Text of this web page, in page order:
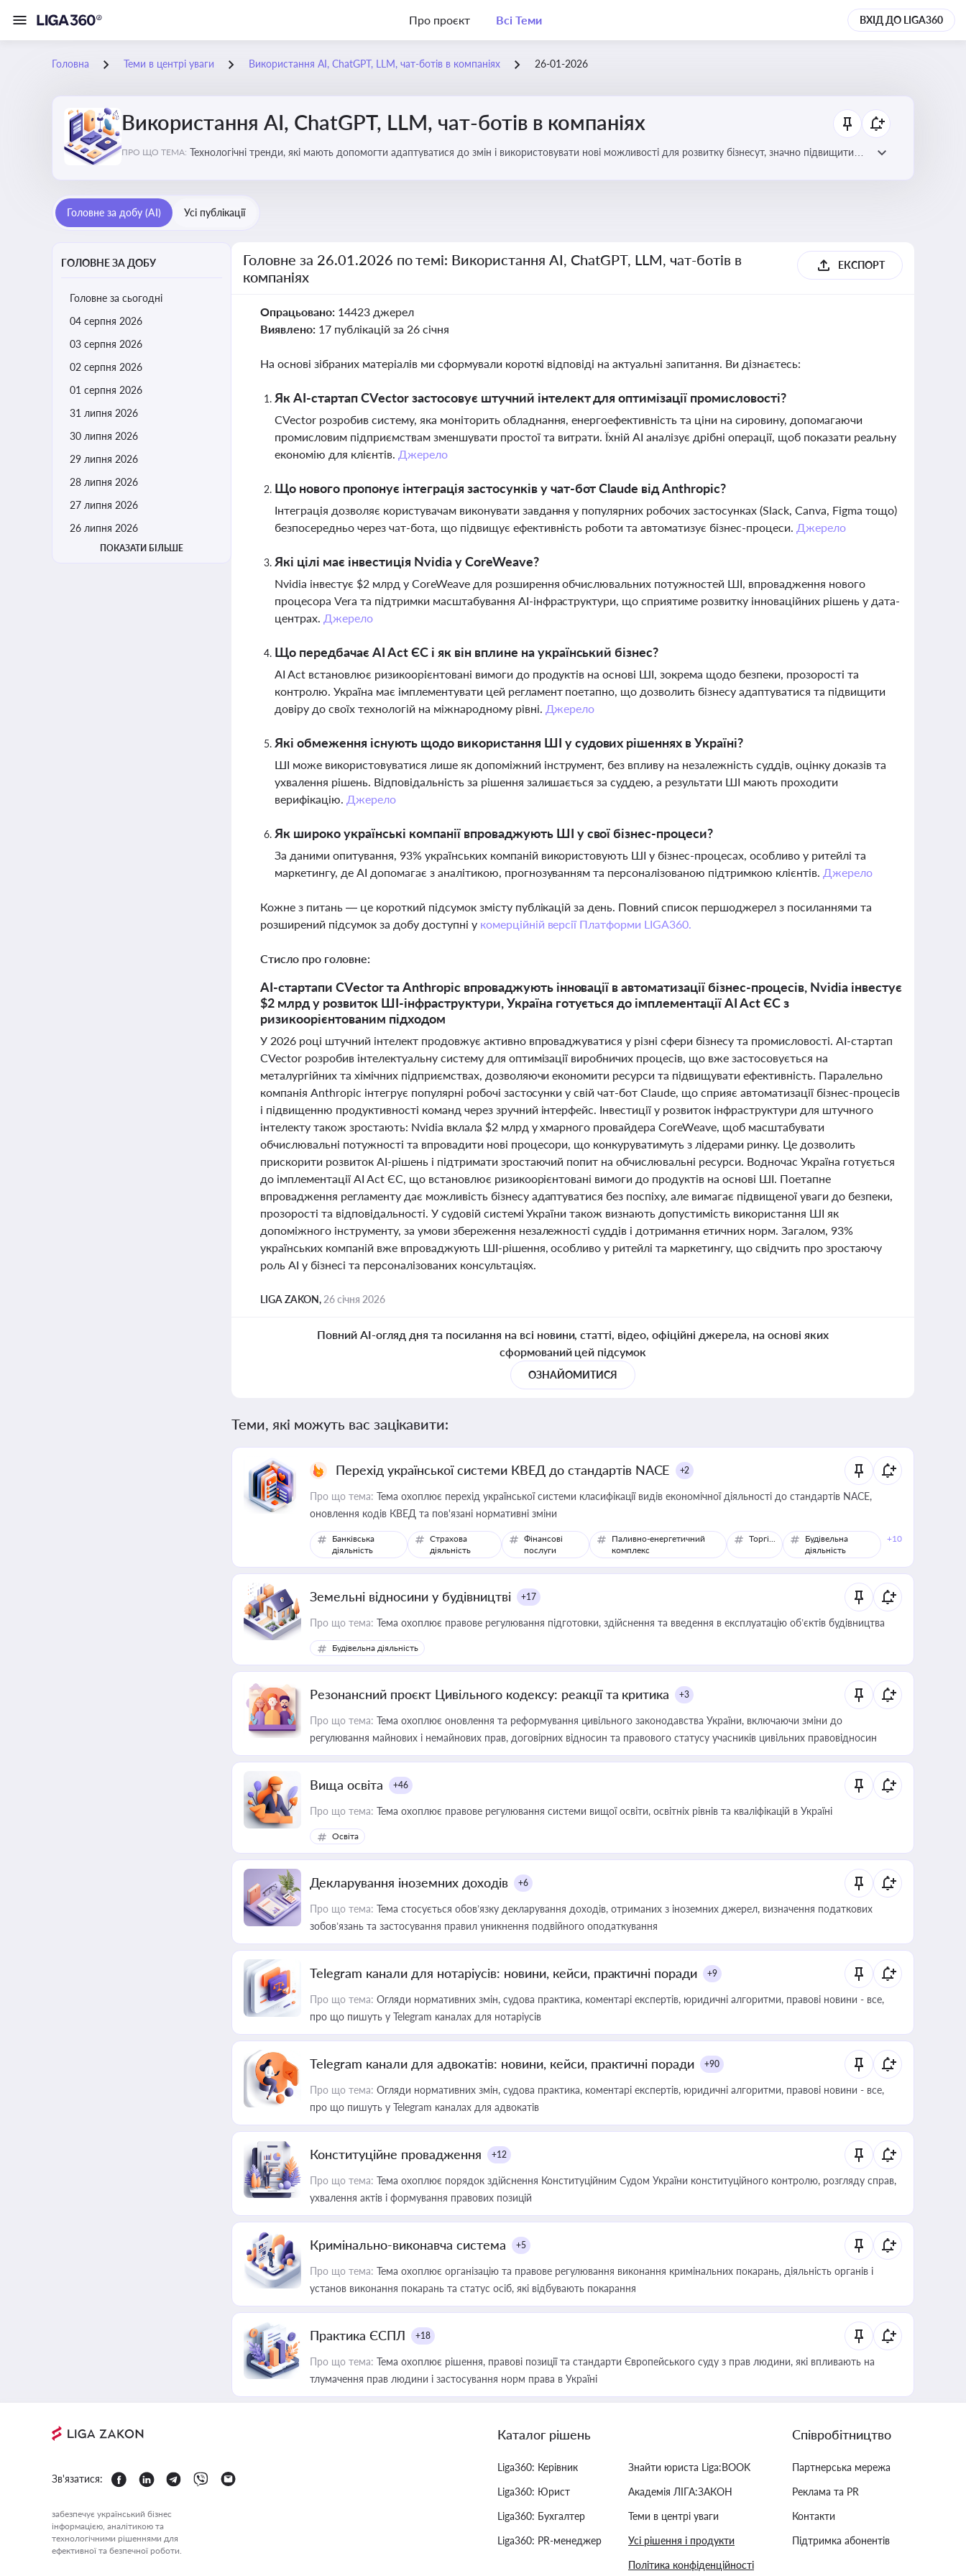
Про проєкт Всі Теми ВХІД ДО LIGA360
Головна Теми в центрі уваги Використання AI, ChatGPT, LLM, чат-ботів в компаніях 26-01-2026
Використання AI, ChatGPT, LLM, чат-ботів в компаніях
ПРО ЩО ТЕМА: Технологічні тренди, які мають допомогти адаптуватися до змін і використовувати нові можливості для розвитку бізнесут, значно підвищити
Головне за добу (AI) Усі публікації
ГОЛОВНЕ ЗА ДОБУ
Головне за сьогодні
04 серпня 2026
03 серпня 2026
02 серпня 2026
01 серпня 2026
31 липня 2026
30 липня 2026
29 липня 2026
28 липня 2026
27 липня 2026
26 липня 2026
ПОКАЗАТИ БІЛЬШЕ
Головне за 26.01.2026 по темі: Використання AI, ChatGPT, LLM, чат-ботів в
компаніях
ЕКСПОРТ
Опрацьовано: 14423 джерел
Виявлено: 17 публікацій за 26 січня
На основі зібраних матеріалів ми сформували короткі відповіді на актуальні запитання. Ви дізнаєтесь:
Як AI-стартап CVector застосовує штучний інтелект для оптимізації промисловості?
CVector розробив систему, яка моніторить обладнання, енергоефективність та ціни на сировину, допомагаючи
промисловим підприємствам зменшувати простої та витрати. Їхній AI аналізує дрібні операції, щоб показати реальну
економію для клієнтів. Джерело
Що нового пропонує інтеграція застосунків у чат-бот Claude від Anthropic?
Інтеграція дозволяє користувачам виконувати завдання у популярних робочих застосунках (Slack, Canva, Figma тощо)
безпосередньо через чат-бота, що підвищує ефективність роботи та автоматизує бізнес-процеси. Джерело
Які цілі має інвестиція Nvidia у CoreWeave?
Nvidia інвестує $2 млрд у CoreWeave для розширення обчислювальних потужностей ШІ, впровадження нового
процесора Vera та підтримки масштабування AI-інфраструктури, що сприятиме розвитку інноваційних рішень у дата-
центрах. Джерело
Що передбачає AI Act ЄС і як він вплине на український бізнес?
AI Act встановлює ризикоорієнтовані вимоги до продуктів на основі ШІ, зокрема щодо безпеки, прозорості та
контролю. Україна має імплементувати цей регламент поетапно, що дозволить бізнесу адаптуватися та підвищити
довіру до своїх технологій на міжнародному рівні. Джерело
Які обмеження існують щодо використання ШІ у судових рішеннях в Україні?
ШІ може використовуватися лише як допоміжний інструмент, без впливу на незалежність суддів, оцінку доказів та
ухвалення рішень. Відповідальність за рішення залишається за суддею, а результати ШІ мають проходити
верифікацію. Джерело
Як широко українські компанії впроваджують ШІ у свої бізнес-процеси?
За даними опитування, 93% українських компаній використовують ШІ у бізнес-процесах, особливо у ритейлі та
маркетингу, де AI допомагає з аналітикою, прогнозуванням та персоналізованою підтримкою клієнтів. Джерело
Кожне з питань — це короткий підсумок змісту публікацій за день. Повний список першоджерел з посиланнями та
розширений підсумок за добу доступні у комерційній версії Платформи LIGA360.
Стисло про головне:
AI-стартапи CVector та Anthropic впроваджують інновації в автоматизації бізнес-процесів, Nvidia інвестує
$2 млрд у розвиток ШІ-інфраструктури, Україна готується до імплементації AI Act ЄС з
ризикоорієнтованим підходом
У 2026 році штучний інтелект продовжує активно впроваджуватися у різні сфери бізнесу та промисловості. AI-стартап
CVector розробив інтелектуальну систему для оптимізації виробничих процесів, що вже застосовується на
металургійних та хімічних підприємствах, дозволяючи економити ресурси та підвищувати ефективність. Паралельно
компанія Anthropic інтегрує популярні робочі застосунки у свій чат-бот Claude, що сприяє автоматизації бізнес-процесів
і підвищенню продуктивності команд через зручний інтерфейс. Інвестиції у розвиток інфраструктури для штучного
інтелекту також зростають: Nvidia вклала $2 млрд у хмарного провайдера CoreWeave, щоб масштабувати
обчислювальні потужності та впровадити нові процесори, що конкуруватимуть з лідерами ринку. Це дозволить
прискорити розвиток AI-рішень і підтримати зростаючий попит на обчислювальні ресурси. Водночас Україна готується
до імплементації AI Act ЄС, що встановлює ризикоорієнтовані вимоги до продуктів на основі ШІ. Поетапне
впровадження регламенту дає можливість бізнесу адаптуватися без поспіху, але вимагає підвищеної уваги до безпеки,
прозорості та відповідальності. У судовій системі України також визнають допустимість використання ШІ як
допоміжного інструменту, за умови збереження незалежності суддів і дотримання етичних норм. Загалом, 93%
українських компаній вже впроваджують ШІ-рішення, особливо у ритейлі та маркетингу, що свідчить про зростаючу
роль AI у бізнесі та персоналізованих консультаціях.
LIGA ZAKON, 26 січня 2026
Повний AI-огляд дня та посилання на всі новини, статті, відео, офіційні джерела, на основі яких
сформований цей підсумок
ОЗНАЙОМИТИСЯ
Теми, які можуть вас зацікавити:
Перехід української системи КВЕД до стандартів NACE +2
Про що тема: Тема охоплює перехід української системи класифікації видів економічної діяльності до стандартів NACE,
оновлення кодів КВЕД та пов'язані нормативні зміни
Банківська
діяльність
Страхова
діяльність
Фінансові
послуги
Паливно-енергетичний
комплекс
Торгівля
Будівельна
діяльність
+10
Земельні відносини у будівництві +17
Про що тема: Тема охоплює правове регулювання підготовки, здійснення та введення в експлуатацію об’єктів будівництва
Будівельна діяльність
Резонансний проєкт Цивільного кодексу: реакції та критика +3
Про що тема: Тема охоплює оновлення та реформування цивільного законодавства України, включаючи зміни до
регулювання майнових і немайнових прав, договірних відносин та правового статусу учасників цивільних правовідносин
Вища освіта +46
Про що тема: Тема охоплює правове регулювання системи вищої освіти, освітніх рівнів та кваліфікацій в Україні
Освіта
Декларування іноземних доходів +6
Про що тема: Тема стосується обов’язку декларування доходів, отриманих з іноземних джерел, визначення податкових
зобов’язань та застосування правил уникнення подвійного оподаткування
Telegram канали для нотаріусів: новини, кейси, практичні поради +9
Про що тема: Огляди нормативних змін, судова практика, коментарі експертів, юридичні алгоритми, правові новини - все,
про що пишуть у Telegram каналах для нотаріусів
Telegram канали для адвокатів: новини, кейси, практичні поради +90
Про що тема: Огляди нормативних змін, судова практика, коментарі експертів, юридичні алгоритми, правові новини - все,
про що пишуть у Telegram каналах для адвокатів
Конституційне провадження +12
Про що тема: Тема охоплює порядок здійснення Конституційним Судом України конституційного контролю, розгляду справ,
ухвалення актів і формування правових позицій
Кримінально-виконавча система +5
Про що тема: Тема охоплює організацію та правове регулювання виконання кримінальних покарань, діяльність органів і
установ виконання покарань та статус осіб, які відбувають покарання
Практика ЄСПЛ +18
Про що тема: Тема охоплює рішення, правові позиції та стандарти Європейського суду з прав людини, які впливають на
тлумачення прав людини і застосування норм права в Україні
Зв'язатися:
забезпечує український бізнес
інформацією, аналітикою та
технологічними рішеннями для
ефективної та безпечної роботи.
Каталог рішень
Liga360: Керівник
Liga360: Юрист
Liga360: Бухгалтер
Liga360: PR-менеджер
Знайти юриста Liga:BOOK
Академія ЛІГА:ЗАКОН
Теми в центрі уваги
Усі рішення і продукти
Політика конфіденційності
Співробітництво
Партнерська мережа
Реклама та PR
Контакти
Підтримка абонентів